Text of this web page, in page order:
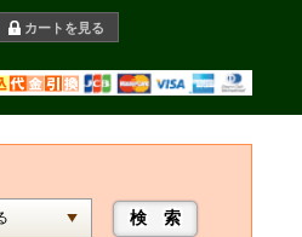
カートを見る